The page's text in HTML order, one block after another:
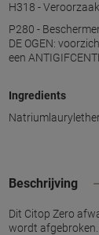
H318 -
P280 -
DE OGEN:
een
Ingredients
Beschrijving
Dit Citop Zero
wordt afgebroken.